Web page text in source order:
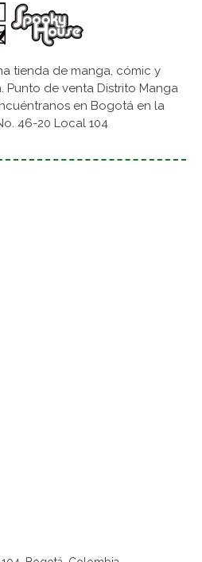
tienda de manga, cómic y
Punto de venta Distrito Manga
en Bogotá en la
46-20 Local 104